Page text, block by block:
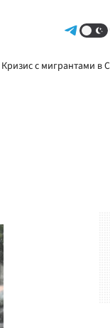
Кризис с мигрантами в